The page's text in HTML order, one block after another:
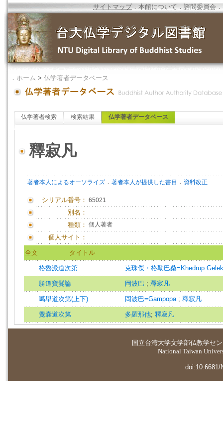
サイトマップ．本館について ．諮問委員会 ．
． ホーム > 仏学著者データベース
仏学著者検索 検索結果 仏学著者データベース
釋寂凡
著者本人によるオーソライズ ． 著者本人が提供した書目 ． 資料改正
シリアル番号： 65021
別名：
種類： 個人著者
個人サイト：
全文 タイトル
格魯派道次第 克珠傑・格勒巴桑=Khedrup
勝道寶鬘論 岡波巴 ; 釋寂凡
噶舉道次第(上下) 岡波巴=Gampopa ; 釋寂凡
覺囊道次第 多羅那他; 釋寂凡
国立台湾大学文学部仏教学セ
National Taiwan
doi:10.6681/